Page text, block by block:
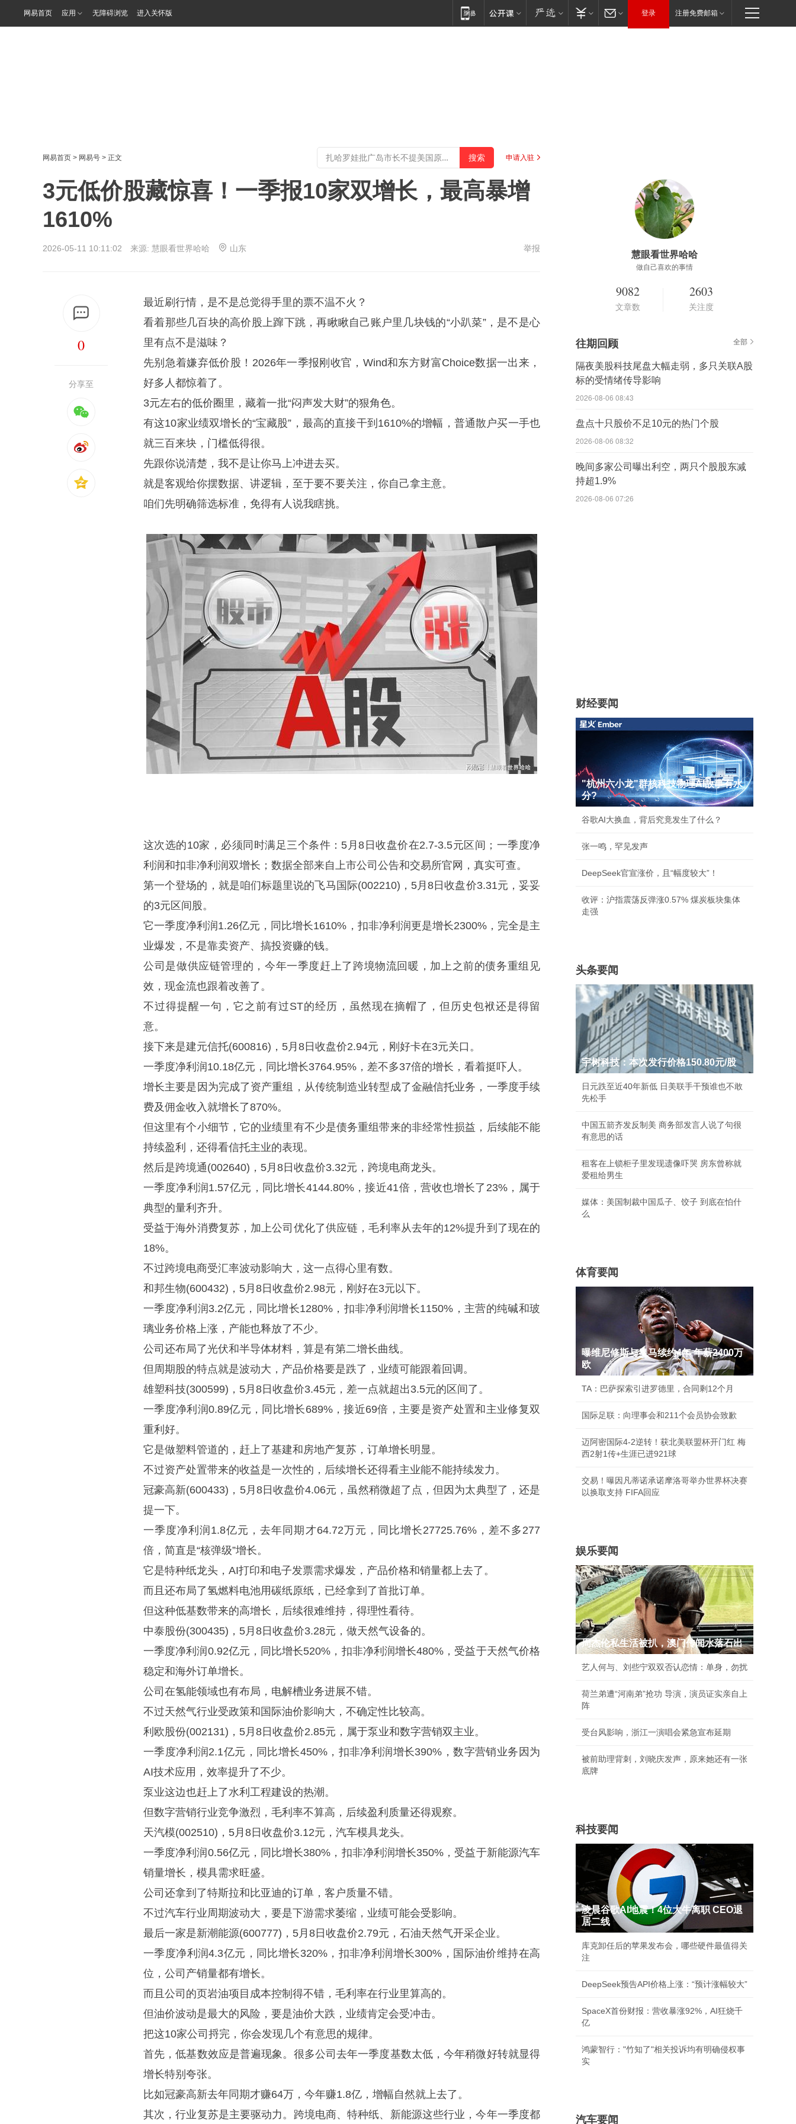
网易首页 应用 无障碍浏览 进入关怀版 登录 注册免费邮箱
网易首页 > 网易号 > 正文 申请入驻
3元低价股藏惊喜！一季报10家双增长，最高暴增
1610%
2026-05-11 10:11:02 来源: 慧眼看世界哈哈 山东 举报
0
分享至
最近刷行情，是不是总觉得手里的票不温不火？
看着那些几百块的高价股上蹿下跳，再瞅瞅自己账户里几块钱的“小趴菜”，是不是心
里有点不是滋味？
先别急着嫌弃低价股！2026年一季报刚收官，Wind和东方财富Choice数据一出来，
好多人都惊着了。
3元左右的低价圈里，藏着一批“闷声发大财”的狠角色。
有这10家业绩双增长的“宝藏股”，最高的直接干到1610%的增幅，普通散户买一手也
就三百来块，门槛低得很。
先跟你说清楚，我不是让你马上冲进去买。
就是客观给你摆数据、讲逻辑，至于要不要关注，你自己拿主意。
咱们先明确筛选标准，免得有人说我瞎挑。
这次选的10家，必须同时满足三个条件：5月8日收盘价在2.7-3.5元区间；一季度净
利润和扣非净利润双增长；数据全部来自上市公司公告和交易所官网，真实可查。
第一个登场的，就是咱们标题里说的飞马国际(002210)，5月8日收盘价3.31元，妥妥
的3元区间股。
它一季度净利润1.26亿元，同比增长1610%，扣非净利润更是增长2300%，完全是主
业爆发，不是靠卖资产、搞投资赚的钱。
公司是做供应链管理的，今年一季度赶上了跨境物流回暖，加上之前的债务重组见
效，现金流也跟着改善了。
不过得提醒一句，它之前有过ST的经历，虽然现在摘帽了，但历史包袱还是得留
意。
接下来是建元信托(600816)，5月8日收盘价2.94元，刚好卡在3元关口。
一季度净利润10.18亿元，同比增长3764.95%，差不多37倍的增长，看着挺吓人。
增长主要是因为完成了资产重组，从传统制造业转型成了金融信托业务，一季度手续
费及佣金收入就增长了870%。
但这里有个小细节，它的业绩里有不少是债务重组带来的非经常性损益，后续能不能
持续盈利，还得看信托主业的表现。
然后是跨境通(002640)，5月8日收盘价3.32元，跨境电商龙头。
一季度净利润1.57亿元，同比增长4144.80%，接近41倍，营收也增长了23%，属于
典型的量利齐升。
受益于海外消费复苏，加上公司优化了供应链，毛利率从去年的12%提升到了现在的
18%。
不过跨境电商受汇率波动影响大，这一点得心里有数。
和邦生物(600432)，5月8日收盘价2.98元，刚好在3元以下。
一季度净利润3.2亿元，同比增长1280%，扣非净利润增长1150%，主营的纯碱和玻
璃业务价格上涨，产能也释放了不少。
公司还布局了光伏和半导体材料，算是有第二增长曲线。
但周期股的特点就是波动大，产品价格要是跌了，业绩可能跟着回调。
雄塑科技(300599)，5月8日收盘价3.45元，差一点就超出3.5元的区间了。
一季度净利润0.89亿元，同比增长689%，接近69倍，主要是资产处置和主业修复双
重利好。
它是做塑料管道的，赶上了基建和房地产复苏，订单增长明显。
不过资产处置带来的收益是一次性的，后续增长还得看主业能不能持续发力。
冠豪高新(600433)，5月8日收盘价4.06元，虽然稍微超了点，但因为太典型了，还是
提一下。
一季度净利润1.8亿元，去年同期才64.72万元，同比增长27725.76%，差不多277
倍，简直是“核弹级”增长。
它是特种纸龙头，AI打印和电子发票需求爆发，产品价格和销量都上去了。
而且还布局了氢燃料电池用碳纸原纸，已经拿到了首批订单。
但这种低基数带来的高增长，后续很难维持，得理性看待。
中泰股份(300435)，5月8日收盘价3.28元，做天然气设备的。
一季度净利润0.92亿元，同比增长520%，扣非净利润增长480%，受益于天然气价格
稳定和海外订单增长。
公司在氢能领域也有布局，电解槽业务进展不错。
不过天然气行业受政策和国际油价影响大，不确定性比较高。
利欧股份(002131)，5月8日收盘价2.85元，属于泵业和数字营销双主业。
一季度净利润2.1亿元，同比增长450%，扣非净利润增长390%，数字营销业务因为
AI技术应用，效率提升了不少。
泵业这边也赶上了水利工程建设的热潮。
但数字营销行业竞争激烈，毛利率不算高，后续盈利质量还得观察。
天汽模(002510)，5月8日收盘价3.12元，汽车模具龙头。
一季度净利润0.56亿元，同比增长380%，扣非净利润增长350%，受益于新能源汽车
销量增长，模具需求旺盛。
公司还拿到了特斯拉和比亚迪的订单，客户质量不错。
不过汽车行业周期波动大，要是下游需求萎缩，业绩可能会受影响。
最后一家是新潮能源(600777)，5月8日收盘价2.79元，石油天然气开采企业。
一季度净利润4.3亿元，同比增长320%，扣非净利润增长300%，国际油价维持在高
位，公司产销量都有增长。
而且公司的页岩油项目成本控制得不错，毛利率在行业里算高的。
但油价波动是最大的风险，要是油价大跌，业绩肯定会受冲击。
把这10家公司捋完，你会发现几个有意思的规律。
首先，低基数效应是普遍现象。很多公司去年一季度基数太低，今年稍微好转就显得
增长特别夸张。
比如冠豪高新去年同期才赚64万，今年赚1.8亿，增幅自然就上去了。
其次，行业复苏是主要驱动力。跨境电商、特种纸、新能源这些行业，今年一季度都
慧眼看世界哈哈
做自己喜欢的事情
9082
文章数
2603
关注度
往期回顾 全部
隔夜美股科技尾盘大幅走弱，多只关联A股
标的受情绪传导影响
2026-08-06 08:43
盘点十只股价不足10元的热门个股
2026-08-06 08:32
晚间多家公司曝出利空，两只个股股东减
持超1.9%
2026-08-06 07:26
财经要闻
"杭州六小龙"群核科技物理AI故事有水
分?
谷歌AI大换血，背后究竟发生了什么？
张一鸣，罕见发声
DeepSeek官宣涨价，且“幅度较大”！
收评：沪指震荡反弹涨0.57% 煤炭板块集体
走强
头条要闻
宇树科技：本次发行价格150.80元/股
日元跌至近40年新低 日美联手干预谁也不敢
先松手
中国五箭齐发反制美 商务部发言人说了句很
有意思的话
租客在上锁柜子里发现遗像吓哭 房东曾称就
爱租给男生
媒体：美国制裁中国瓜子、饺子 到底在怕什
么
体育要闻
曝维尼修斯与皇马续约4年 年薪2400万
欧
TA：巴萨探索引进罗德里，合同剩12个月
国际足联：向理事会和211个会员协会致歉
迈阿密国际4-2逆转！获北美联盟杯开门红 梅
西2射1传+生涯已进921球
交易！曝因凡蒂诺承诺摩洛哥举办世界杯决赛
以换取支持 FIFA回应
娱乐要闻
周杰伦私生活被扒，澳门传闻水落石出
艺人何与、刘些宁双双否认恋情：单身，勿扰
荷兰弟遭“河南弟”抢功 导演，演员证实亲自上
阵
受台风影响，浙江一演唱会紧急宣布延期
被前助理背刺，刘晓庆发声，原来她还有一张
底牌
科技要闻
凌晨谷歌AI地震！4位大牛离职 CEO退
居二线
库克卸任后的苹果发布会，哪些硬件最值得关
注
DeepSeek预告API价格上涨：“预计涨幅较大”
SpaceX首份财报：营收暴涨92%，AI狂烧千
亿
鸿蒙智行："竹知了"相关投诉均有明确侵权事
实
汽车要闻